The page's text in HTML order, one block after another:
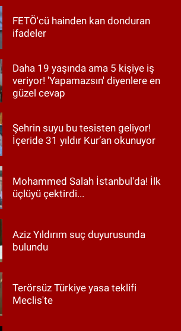
FETÖ'cü hainden kan donduran
ifadeler
Daha 19 yaşında ama 5 kişiye iş
veriyor! 'Yapamazsın' diyenlere en
güzel cevap
Şehrin suyu bu tesisten geliyor!
İçeride 31 yıldır Kur’an okunuyor
Mohammed Salah İstanbul'da! İlk
üçlüyü çektirdi...
Aziz Yıldırım suç duyurusunda
bulundu
Terörsüz Türkiye yasa teklifi
Meclis'te